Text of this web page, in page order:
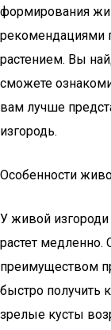
формирования
рекомендациями
растением. Вы
сможете
вам лучше
изгородь.
Особенности
У живой изгороди
растет медленно.
преимуществом
быстро получить
зрелые кусты